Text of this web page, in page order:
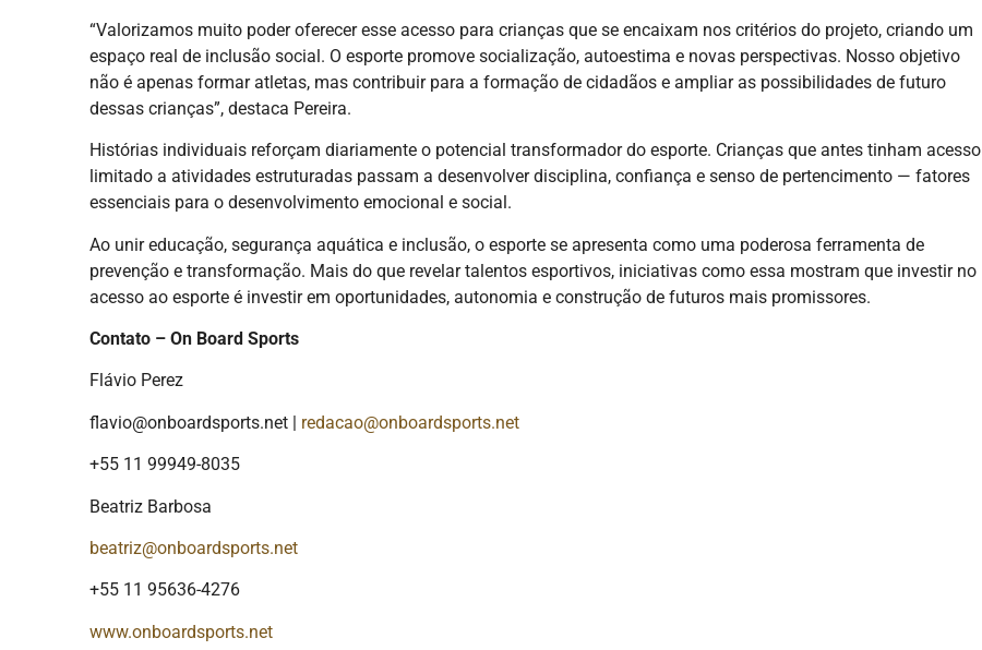
“Valorizamos muito poder oferecer esse acesso para crianças que se encaixam nos critérios do projeto, criando um
espaço real de inclusão social. O esporte promove socialização, autoestima e novas perspectivas. Nosso objetivo
não é apenas formar atletas, mas contribuir para a formação de cidadãos e ampliar as possibilidades de futuro
dessas crianças”, destaca Pereira.
Histórias individuais reforçam diariamente o potencial transformador do esporte. Crianças que antes tinham acesso
limitado a atividades estruturadas passam a desenvolver disciplina, confiança e senso de pertencimento — fatores
essenciais para o desenvolvimento emocional e social.
Ao unir educação, segurança aquática e inclusão, o esporte se apresenta como uma poderosa ferramenta de
prevenção e transformação. Mais do que revelar talentos esportivos, iniciativas como essa mostram que investir no
acesso ao esporte é investir em oportunidades, autonomia e construção de futuros mais promissores.
Contato – On Board Sports
Flávio Perez
flavio@onboardsports.net | redacao@onboardsports.net
+55 11 99949-8035
Beatriz Barbosa
beatriz@onboardsports.net
+55 11 95636-4276
www.onboardsports.net